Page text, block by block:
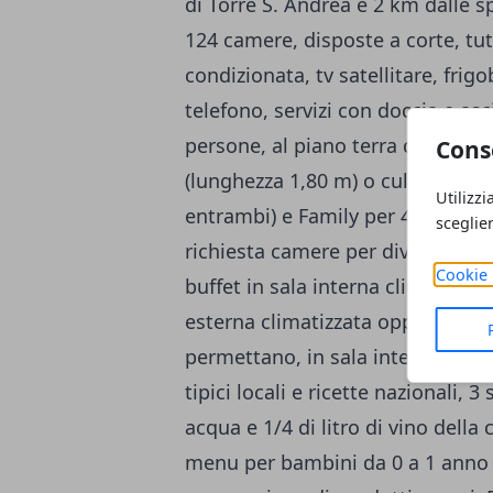
Cookie
124 camere, disposte a corte,
condizionata, tv satellitare,
telefono, servizi con doccia e
persone, al piano terra con
(lunghezza 1,80 m) o culla baby
entrambi) e Family per 4
richiesta camere per
buffet in sala interna
esterna climatizzata oppure,
permettano, in sala interna
tipici locali e ricette nazionali, 3
acqua e 1/4 di litro di vino della
menu per bambini da 0 a 1